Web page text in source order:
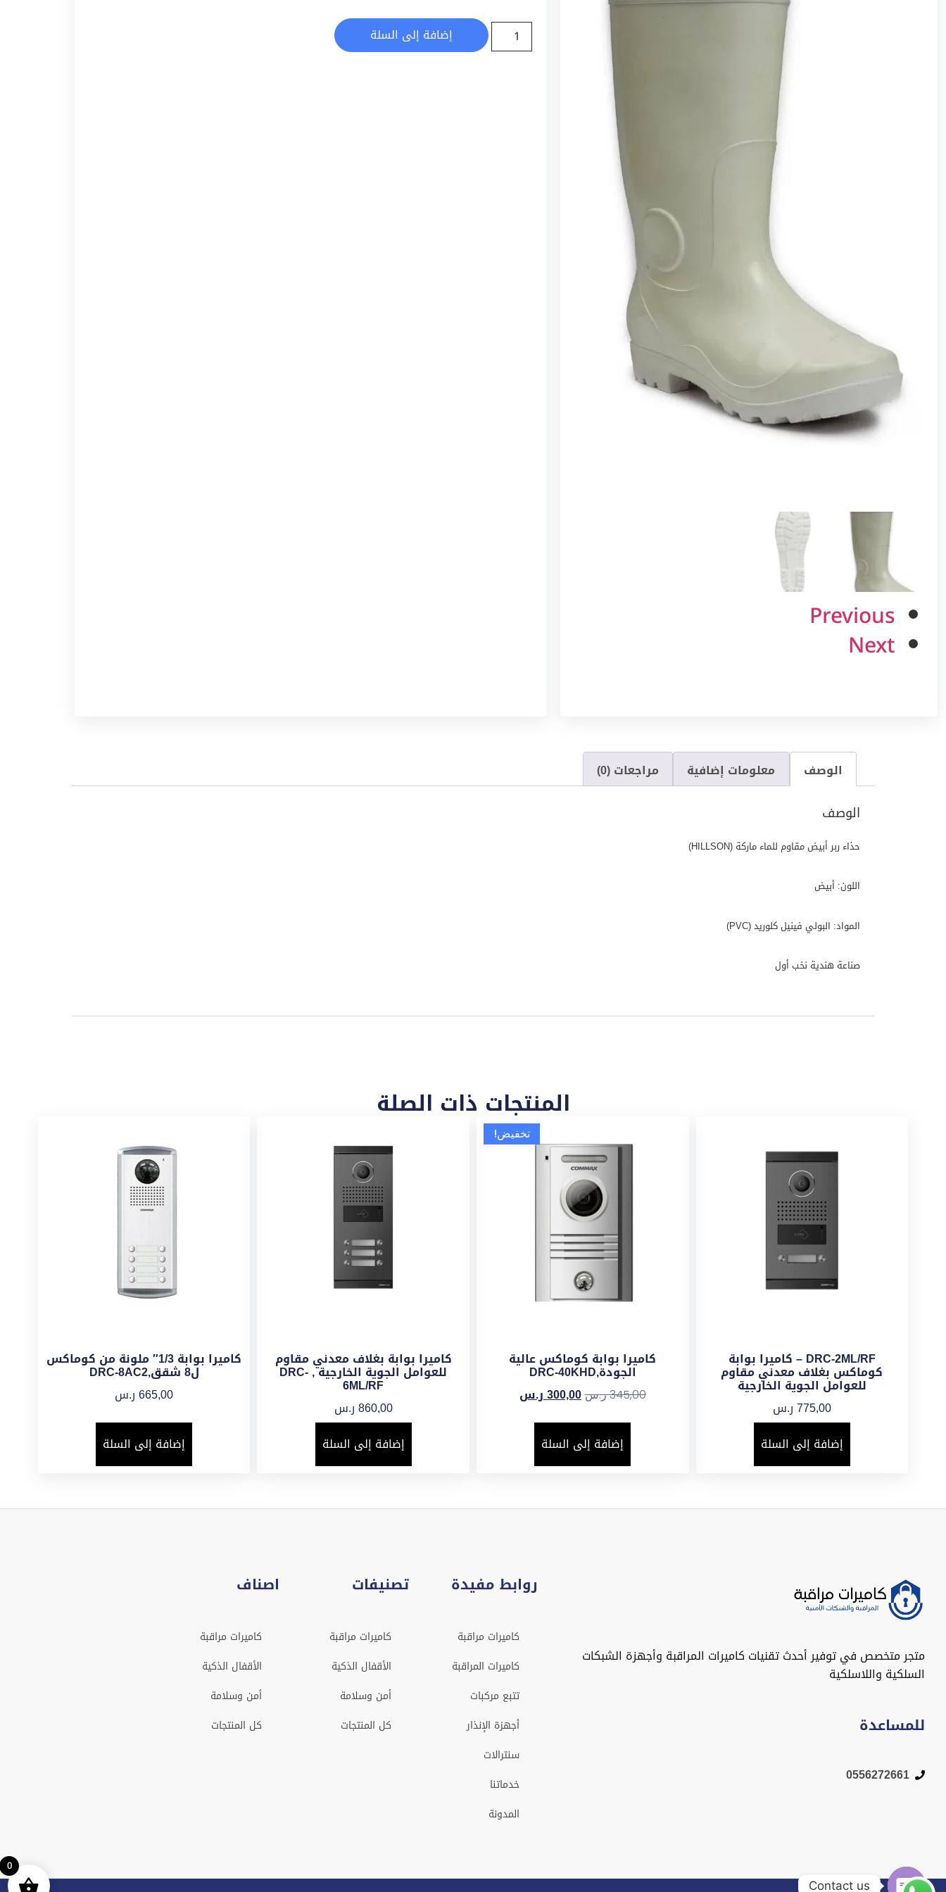
Previous
Next
إضافة إلى السلة
الوصف معلومات إضافية مراجعات (0)
الوصف
حذاء ربر أبيض مقاوم للماء ماركة (HILLSON)
اللون: أبيض
المواد: البولي فينيل كلوريد (PVC)
صناعة هندية نخب أول
المنتجات ذات الصلة
DRC-2ML/RF – كاميرا بوابة
كوماكس بغلاف معدني مقاوم
للعوامل الجوية الخارجية
775,00ر.س
إضافة إلى السلة
تخفيض!
كاميرا بوابة كوماكس عالية
الجودة,DRC-40KHD
345,00ر.س 300,00ر.س
إضافة إلى السلة
كاميرا بوابة بغلاف معدني مقاوم
للعوامل الجوية الخارجية , DRC-
6ML/RF
860,00ر.س
إضافة إلى السلة
كاميرا بوابة 1/3″ ملونة من كوماكس
ل8 شقق,DRC-8AC2
665,00ر.س
إضافة إلى السلة
متجر متخصص في توفير أحدث تقنيات كاميرات المراقبة وأجهزة الشبكات
السلكية واللاسلكية
للمساعدة
0556272661
روابط مفيدة
كاميرات مراقبة
كاميرات المراقبة
تتبع مركبات
أجهزة الإنذار
سنترالات
خدماتنا
المدونة
تصنيفات
كاميرات مراقبة
الأقفال الذكية
أمن وسلامة
كل المنتجات
اصناف
كاميرات مراقبة
الأقفال الذكية
أمن وسلامة
كل المنتجات
0
Contact us